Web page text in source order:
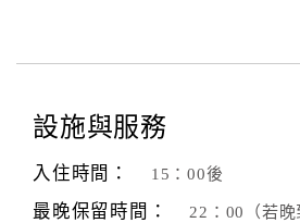
設施與服務
入住時間： 15：00後
最晚保留時間： 22：00（若晚